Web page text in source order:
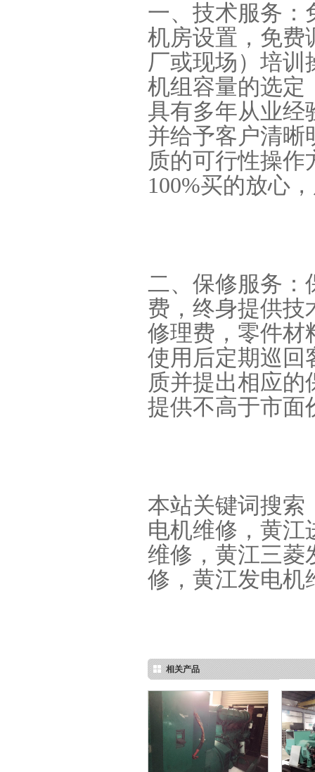
一、技术服务：
机房设置，免费
厂或现场）培训
机组容量的选定
具有多年从业经
并给予客户清晰
质的可行性操
100%买的放心
二、保修服务：
费，终身提供技
修理费，零件材
使用后定期巡回
质并提出相应
提供不高于市面
本站关键词搜索
电机维修，黄江
维修，黄江三菱
修，黄江发电机
相关产品